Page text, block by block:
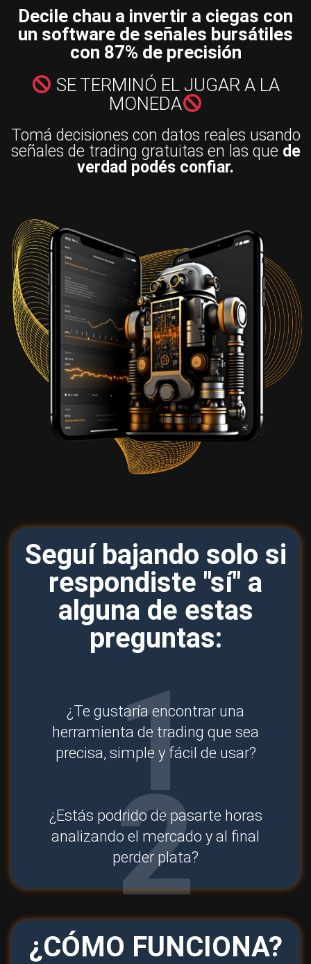
Decile chau a invertir a ciegas con
un software de señales bursátiles
con 87% de precisión
SE TERMINÓ EL JUGAR A LA
MONEDA
Tomá decisiones con datos reales usando
señales de trading gratuitas en las que de
verdad podés confiar.
Seguí bajando solo si
respondiste "sí" a
alguna de estas
preguntas:
1
¿Te gustaría encontrar una
herramienta de trading que sea
precisa, simple y fácil de usar?
2
¿Estás podrido de pasarte horas
analizando el mercado y al final
perder plata?
¿CÓMO FUNCIONA?